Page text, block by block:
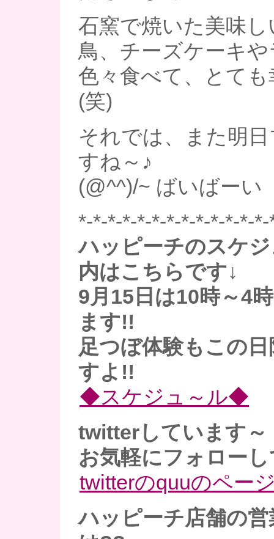
石窯で焼いた美味
鳥、チーズケーキ
色々食べて、とて
(笑)
それでは、また明
すね～♪
(@^^)/~ ばいばーい
*-*-*-*-*-*-*-*-*-*-*-*-
ハッピーチのスケ
内はこちらです↓
9月15日は10時～4
ます!!
足つぼ体験もこの
すよ!!
◆スケジュ～ル◆
twitterしています～
お気軽にフォローし
twitterのquuのペー
ハッピーチ店舗の